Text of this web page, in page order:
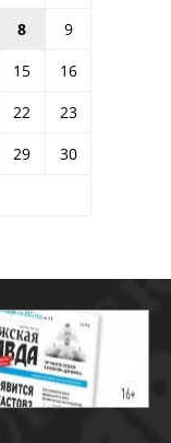
8
9
15
16
22
23
29
30